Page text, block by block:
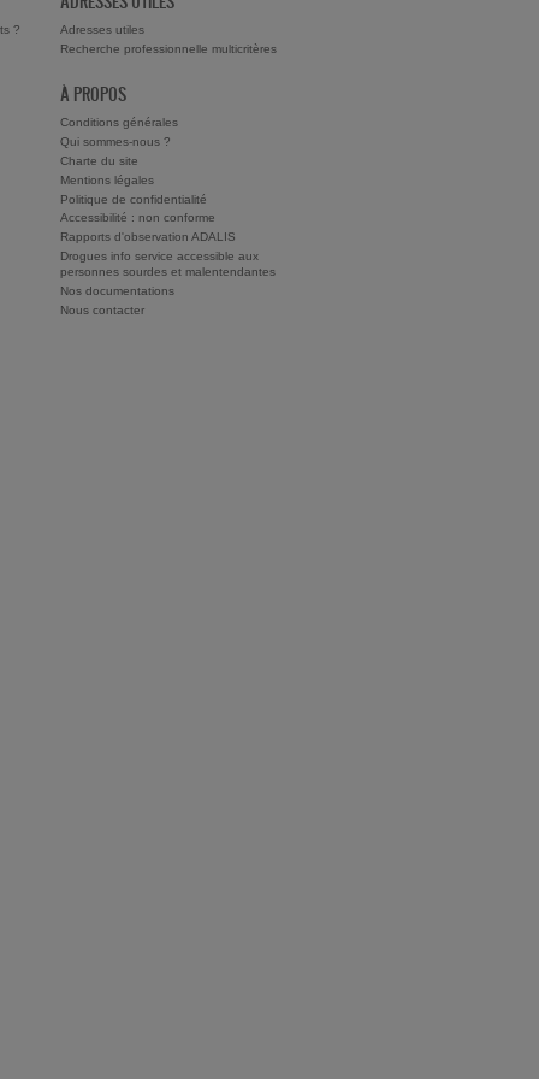
?
Adresses utiles
Recherche professionnelle multicritères
À PROPOS
Conditions générales
Qui sommes-nous ?
Charte du site
Mentions légales
Politique de confidentialité
Accessibilité : non conforme
Rapports d'observation ADALIS
Drogues info service accessible aux
personnes sourdes et malentendantes
Nos documentations
Nous contacter